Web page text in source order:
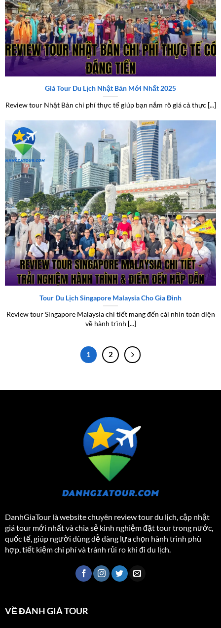
Review tour Nhật Bản chi phí thực tế có đáng tiền
Giá Tour Du Lịch Nhật Bản Mới Nhất 2025
Review tour Nhật Bản chi phí thực tế giúp bạn nắm rõ giá cả thực [...]
Review tour Singapore Malaysia chi tiết – Trải nghiệm hành
trình & điểm đến hấp dẫn
Tour Du Lịch Singapore Malaysia Cho Gia Đình
Review tour Singapore Malaysia chi tiết mang đến cái nhìn toàn diện
về hành trình [...]
1 2
DanhGiaTour là website chuyên review tour du lịch, cập nhật
giá tour mới nhất và chia sẻ kinh nghiệm đặt tour trong nước,
quốc tế, giúp người dùng dễ dàng lựa chọn hành trình phù
hợp, tiết kiệm chi phí và tránh rủi ro khi đi du lịch.
VỀ ĐÁNH GIÁ TOUR